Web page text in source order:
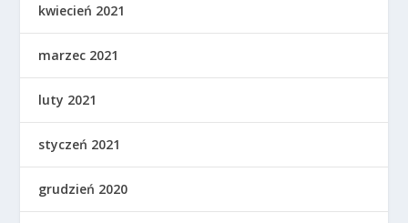
kwiecień 2021
marzec 2021
luty 2021
styczeń 2021
grudzień 2020